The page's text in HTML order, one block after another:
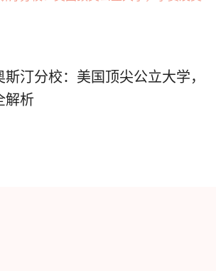
汀分校：美国顶尖公立大学，
解析